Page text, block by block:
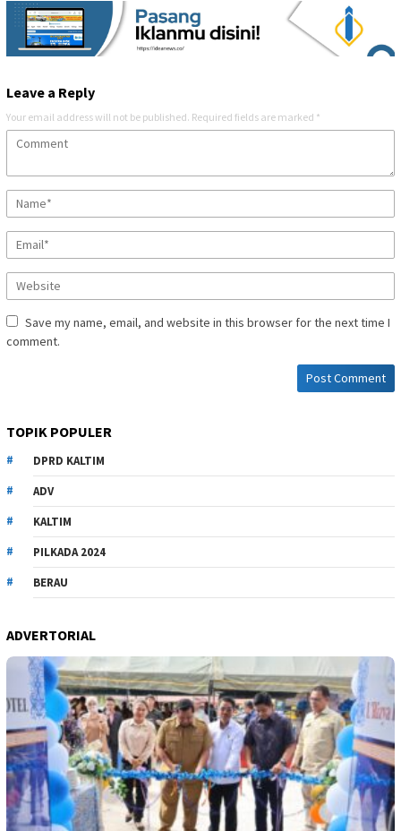
Leave a Reply
Your email address will not be published. Required fields are marked *
Save my name, email, and website in this browser for the next time I
comment.
TOPIK POPULER
DPRD KALTIM
ADV
KALTIM
PILKADA 2024
BERAU
ADVERTORIAL